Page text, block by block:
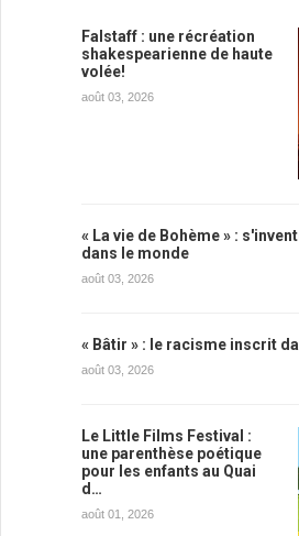
Falstaff : une récréation
shakespearienne de haute
volée!
août 03, 2026
« La vie de Bohème » :
dans le monde
août 03, 2026
« Bâtir » : le racisme inscrit
août 03, 2026
Le Little Films Festival :
une parenthèse poétique
pour les enfants au Quai
d…
août 01, 2026